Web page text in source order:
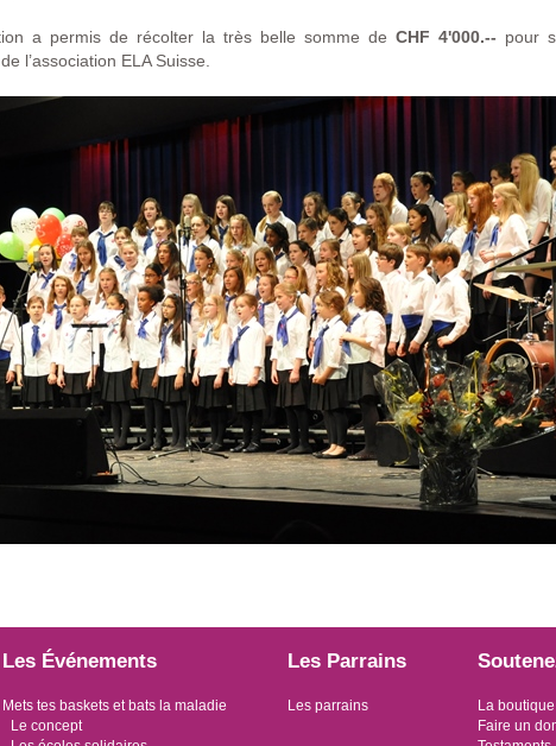
a permis de récolter la très belle somme de CHF 4'000.-- pour
l’association ELA Suisse.
Les Événements
Mets tes baskets et bats la maladie
Le concept
Les Parrains
Les parrains
La boutique
Faire un